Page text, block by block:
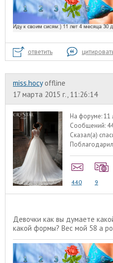
ответить
miss.hocy offline
17 марта 2015 г., 11:26:14
На форуме:11
Сообщений:
Сказал(а)
440 9
Девочки как вы думаете
какой формы? Вес мой 58 а